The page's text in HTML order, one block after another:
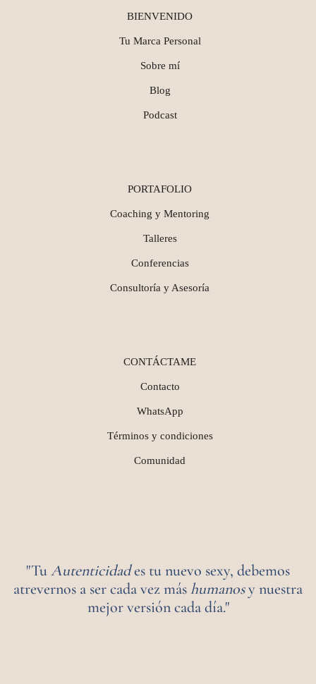
BIENVENIDO
Tu Marca Personal
Sobre mí
Blog
Podcast
PORTAFOLIO
Coaching y Mentoring
Talleres
Conferencias
Consultoría y Asesoría
CONTÁCTAME
Contacto
WhatsApp
Términos y condiciones
Comunidad
"TuAutenticidades tu nuevo sexy, debemos
atrevernos a ser cada vez máshumanosy nuestra
mejor versión cada día."